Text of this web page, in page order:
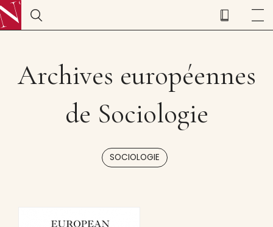
Archives européennes
de Sociologie
SOCIOLOGIE